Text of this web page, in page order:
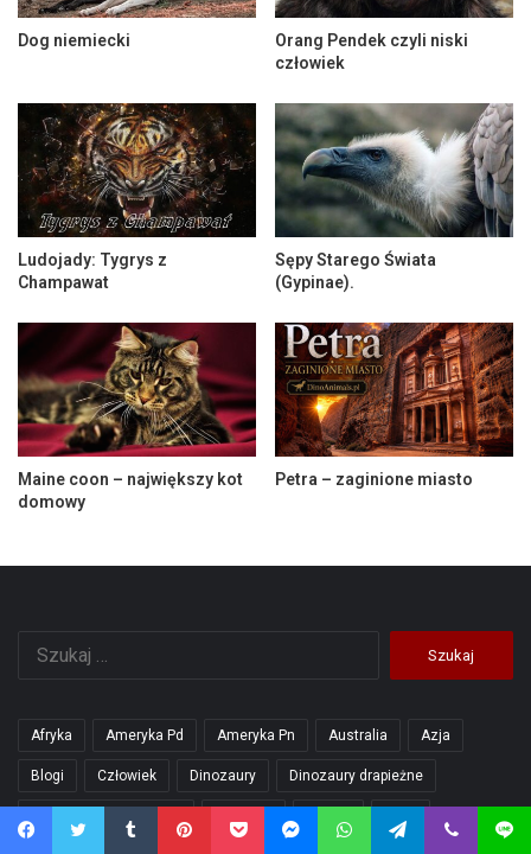
Dog niemiecki
Orang Pendek czyli niski
człowiek
Ludojady: Tygrys z
Champawat
Sępy Starego Świata
(Gypinae).
Maine coon – największy kot
domowy
Petra – zaginione miasto
Afryka Ameryka Pd Ameryka Pn Australia Azja
Blogi Człowiek Dinozaury Dinozaury drapieżne